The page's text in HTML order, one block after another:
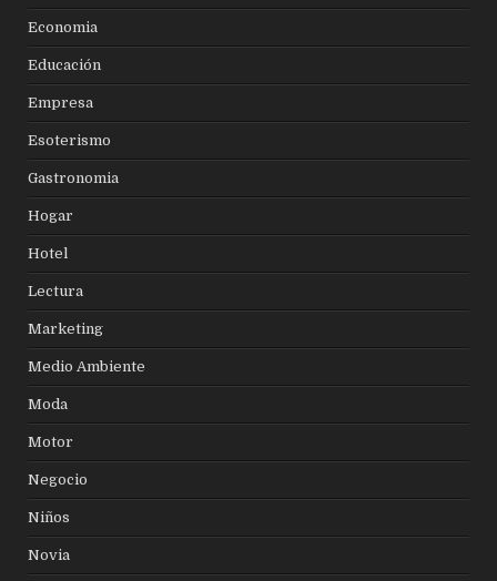
Economia
Educación
Empresa
Esoterismo
Gastronomia
Hogar
Hotel
Lectura
Marketing
Medio Ambiente
Moda
Motor
Negocio
Niños
Novia